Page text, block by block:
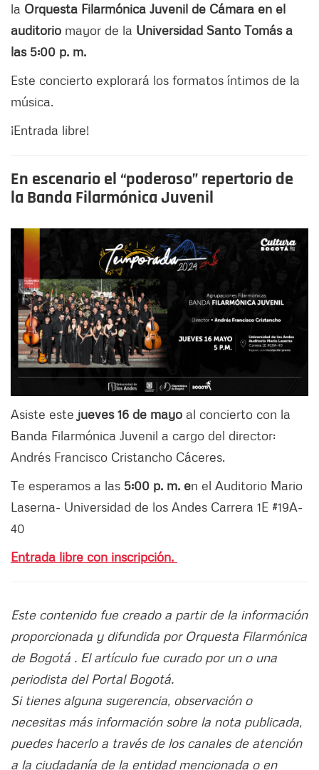
la Orquesta Filarmónica Juvenil de Cámara en el
auditorio mayor de la Universidad Santo Tomás a
las 5:00 p. m.
Este concierto explorará los formatos íntimos de la
música.
¡Entrada libre!
En escenario el “poderoso” repertorio de
la Banda Filarmónica Juvenil
Asiste este jueves 16 de mayo al concierto con la
Banda Filarmónica Juvenil a cargo del director:
Andrés Francisco Cristancho Cáceres.
Te esperamos a las 5:00 p. m. en el Auditorio Mario
Laserna- Universidad de los Andes Carrera 1E #19A-
40
Entrada libre con inscripción.
Este contenido fue creado a partir de la información
proporcionada y difundida por Orquesta Filarmónica
de Bogotá . El artículo fue curado por un o una
periodista del Portal Bogotá.
Si tienes alguna sugerencia, observación o
necesitas más información sobre la nota publicada,
puedes hacerlo a través de los canales de atención
a la ciudadanía de la entidad mencionada o en